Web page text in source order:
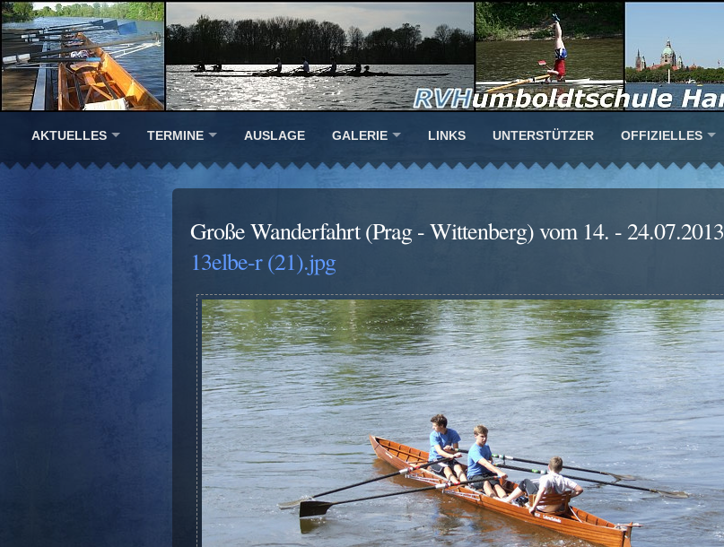
AKTUELLES TERMINE AUSLAGE GALERIE LINKS UNTERSTÜTZER OFFIZIELLES
Große Wanderfahrt (Prag - Wittenberg) vom 14. - 24.07.2013
13elbe-r (21).jpg